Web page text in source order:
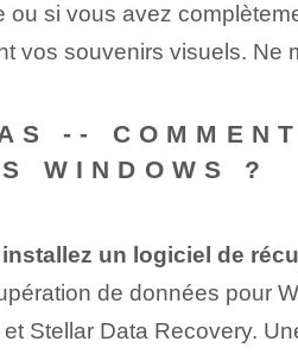
ou si vous avez
vos souvenirs visuels. Ne
--
WINDOWS ?
un logiciel de
de données pour
Stellar Data Recovery.